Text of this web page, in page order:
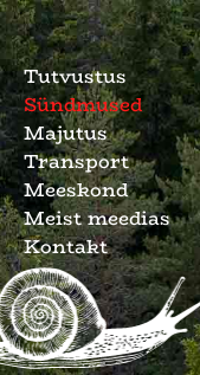
Tutvustus
Sündmused
Majutus
Transport
Meeskond
Meist meedias
Kontakt